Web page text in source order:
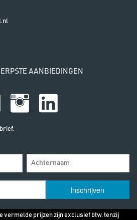
AANBIEDINGEN
vermelde prijzen zijn exclusief btw, tenzij